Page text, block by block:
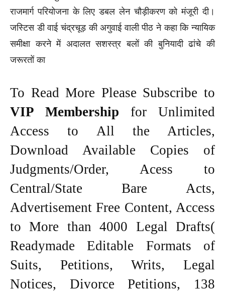
राजमार्ग परियोजना के लिए डबल लेन चौड़ीकरण को मंजूरी दी।
जस्टिस डी वाई चंद्रचूड़ की अगुवाई वाली पीठ ने कहा कि न्यायिक
समीक्षा करने में अदालत सशस्त्र बलों की बुनियादी ढांचे की
जरूरतों का
To Read More Please Subscribe to
VIP Membership for Unlimited
Access to All the Articles,
Download Available Copies of
Judgments/Order, Acess to
Central/State Bare Acts,
Advertisement Free Content, Access
to More than 4000 Legal Drafts(
Readymade Editable Formats of
Suits, Petitions, Writs, Legal
Notices, Divorce Petitions, 138